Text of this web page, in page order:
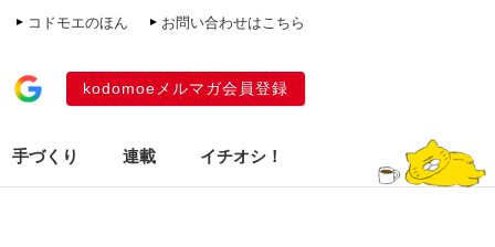
コドモエのほん お問い合わせはこちら
kodomoeメルマガ会員登録
手づくり 連載 イチオシ！